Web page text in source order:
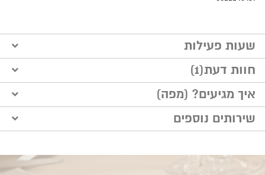
שעות פעילות
חוות דעת(1)
הוסף חוות דעת
"שירות מושלם !"
איך מגיעים? (מפה)
שירותים נוספים